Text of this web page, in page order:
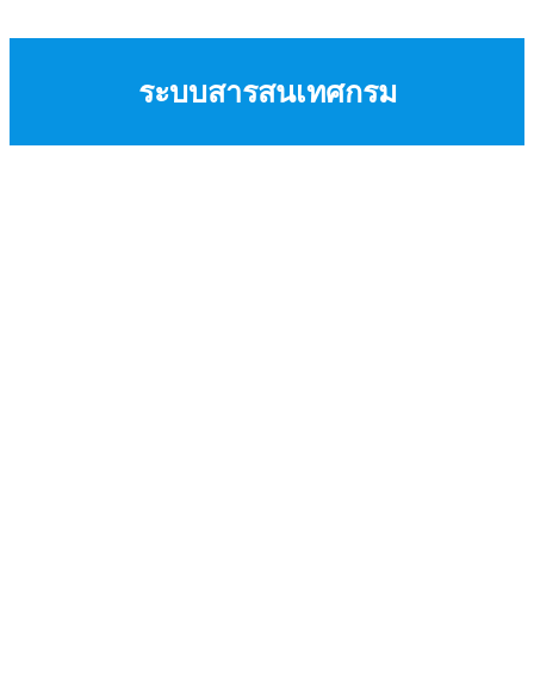
ระบบสารสนเทศกรม